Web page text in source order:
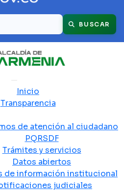
BUSCAR
Inicio
Transparencia
de atención al ciudadano
PQRSDF
Trámites y servicios
Datos abiertos
de información institucional
judiciales